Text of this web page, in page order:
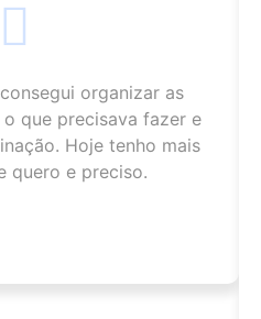
organizar as
que precisava fazer e
Hoje tenho mais
quero e preciso.